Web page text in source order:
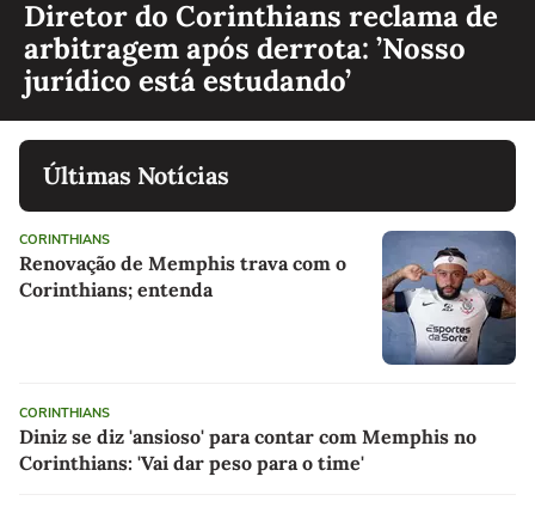
Diretor do Corinthians reclama de
arbitragem após derrota: ’Nosso
jurídico está estudando’
Últimas Notícias
CORINTHIANS
Renovação de Memphis trava com o
Corinthians; entenda
CORINTHIANS
Diniz se diz 'ansioso' para contar com Memphis no
Corinthians: 'Vai dar peso para o time'